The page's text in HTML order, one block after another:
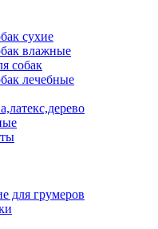
сухие
влажные
собак
лечебные
для грумеров